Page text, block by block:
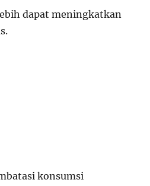
dapat meningkatkan
konsumsi